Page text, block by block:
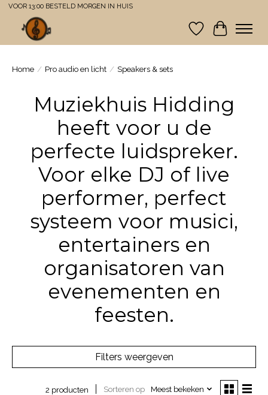
VOOR 13:00 BESTELD MORGEN IN HUIS
Verlanglijst
Home / Pro audio en licht / Speakers & sets
Muziekhuis Hidding
heeft voor u de
perfecte luidspreker.
Voor elke DJ of live
performer, perfect
systeem voor musici,
entertainers en
organisatoren van
evenementen en
feesten.
Filters weergeven
2 producten Sorteren op Meest bekeken